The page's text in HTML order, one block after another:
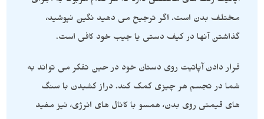
مختلف بدن است. اگر ترجیح می دهید نگین نپوشید،
گذاشتن آنها در کیف دستی یا جیب خود کافی است.
قرار دادن آپاتیت روی دستان خود در حین تفکر می تواند به
شما در تجسم هر چیزی کمک کند. دراز کشیدن با سنگ
های قیمتی روی بدن، همسو با کانال های انرژی، نیز مفید